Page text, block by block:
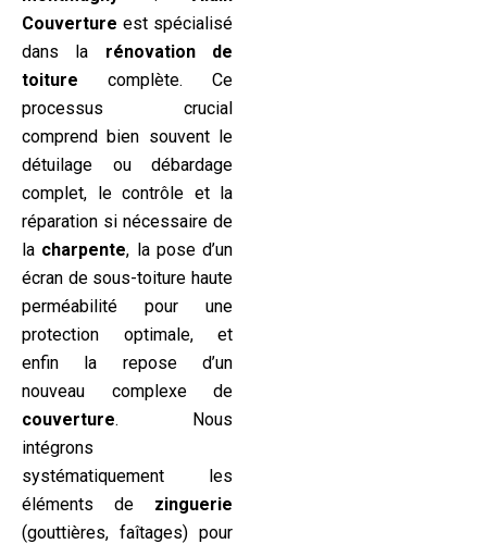
Couverture est spécialisé
dans la rénovation de
toiture complète. Ce
processus crucial
comprend bien souvent le
détuilage ou débardage
complet, le contrôle et la
réparation si nécessaire de
la charpente, la pose d’un
écran de sous-toiture haute
perméabilité pour une
protection optimale, et
enfin la repose d’un
nouveau complexe de
couverture. Nous
intégrons
systématiquement les
éléments de zinguerie
(gouttières, faîtages) pour